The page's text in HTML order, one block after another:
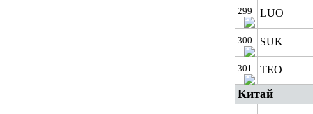
299 LUO
300 SUK
301 TEO
Китай